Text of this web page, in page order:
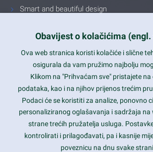
Smart and beautiful design
Latest trends and much more...
Contact Info
1600 Amphitheatre Parkway, Mountain View,
Obavijest o kolačićima
Ova web stranica koristi kolačiće i slične
osigurala da vam pružimo najbolju
Klikom na "Prihvaćam sve" pristajete
podataka, kao i na njihov prijenos trećim
Podaci će se koristiti za analize, ponovno
personaliziranog oglašavanja i sadržaja na
strane trećih pružatelja usluga.
kontrolirati i prilagođavati, pa i kasnije
poveznicu na dnu svake